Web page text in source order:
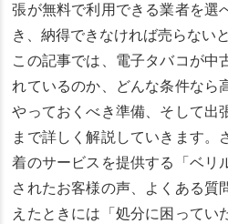
張が無料で利用できる業者を選
き、納得できなければ売らない
この記事では、電子タバコが中
れているのか、どんな条件なら
やっておくべき準備、そして出
まで詳しく解説していきます。
着のサービスを提供する「ベリ
されたお客様の声、よくある質
えたときには「処分に困ってい